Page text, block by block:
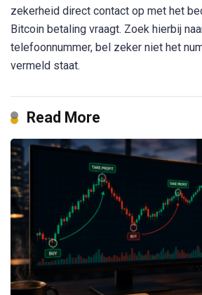
zekerheid direct contact op met het
Bitcoin betaling vraagt. Zoek hierbij
telefoonnummer, bel zeker niet het
vermeld staat.
Read More